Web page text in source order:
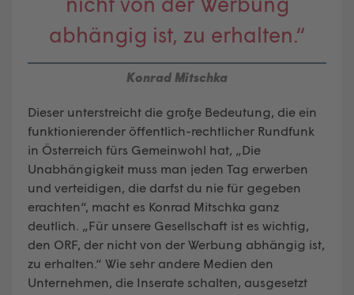
abhängig ist, zu erhalten.“
Konrad Mitschka
Dieser unterstreicht die große Bedeutung, die ein
funktionierender öffentlich-rechtlicher Rundfunk
in Österreich fürs Gemeinwohl hat, „Die
Unabhängigkeit muss man jeden Tag erwerben
und verteidigen, die darfst du nie für gegeben
erachten“, macht es Konrad Mitschka ganz
deutlich. „Für unsere Gesellschaft ist es wichtig,
den ORF, der nicht von der Werbung abhängig ist,
zu erhalten.“ Wie sehr andere Medien den
Unternehmen, die Inserate schalten, ausgesetzt